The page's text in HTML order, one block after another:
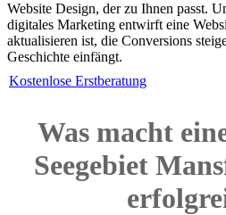
Website Design, der zu Ihnen passt.
digitales Marketing entwirft eine
aktualisieren ist, die Conversions
Geschichte einfängt.
Kostenlose Erstberatung
Was macht
Seegebiet